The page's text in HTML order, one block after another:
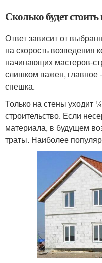
Сколько будет
Ответ зависит от
на скорость возведения
начинающих мастеров-
слишком важен, главное
спешка.
Только на стены уходит
строительство. Если
материала, в будущем
траты. Наиболее